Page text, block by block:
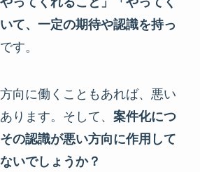
て、一定の期待や認識を持っ
す。
向に働くこともあれば、悪い
ります。そして、 案件化につ
の認識が悪い方向に作用して
いでしょうか？